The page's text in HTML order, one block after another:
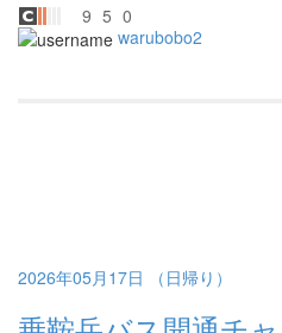
9 5 0
warubobo2
2026年05月17日 （日帰り）